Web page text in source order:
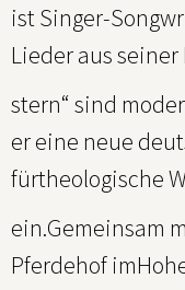
ist Singer-
Lieder aus seiner
stern“ sind
er eine neue
fürtheologische
ein.Gemeinsam
Pferdehof